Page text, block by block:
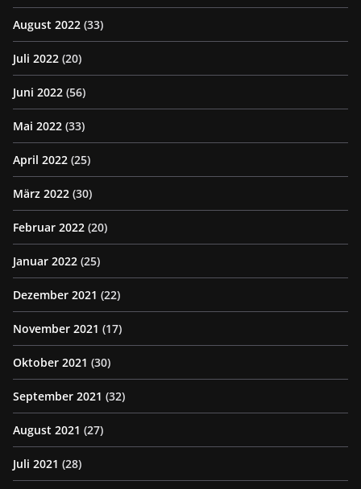
August 2022 (33)
Juli 2022 (20)
Juni 2022 (56)
Mai 2022 (33)
April 2022 (25)
März 2022 (30)
Februar 2022 (20)
Januar 2022 (25)
Dezember 2021 (22)
November 2021 (17)
Oktober 2021 (30)
September 2021 (32)
August 2021 (27)
Juli 2021 (28)